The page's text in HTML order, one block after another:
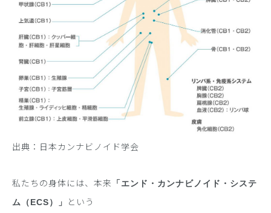
出典： 日本カンナビノイド学会
私たちの身体には、本来
「エンド・カンナビノイド・システ
ム（ECS）」
という